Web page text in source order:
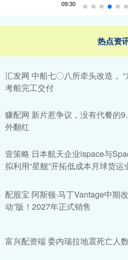
热点资
汇发网 中船七〇八所牵头改造， “
考船完工交付
赚配网 新片惹争议，没有代餐的
外翻红
壹策略 日本航天企业ispace与
拟利用“星舰”开拓低成本月球货运
配股宝 阿斯顿·马丁Vantage中期
动”版！2027年正式销售
富兴配资端 委内瑞拉地震死亡人